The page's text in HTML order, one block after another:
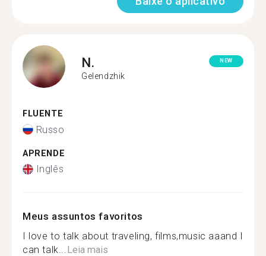
N.
Gelendzhik
NEW
FLUENTE
Russo
APRENDE
Inglês
Meus assuntos favoritos
I love to talk about traveling, films,music aaand I
can talk...Leia mais